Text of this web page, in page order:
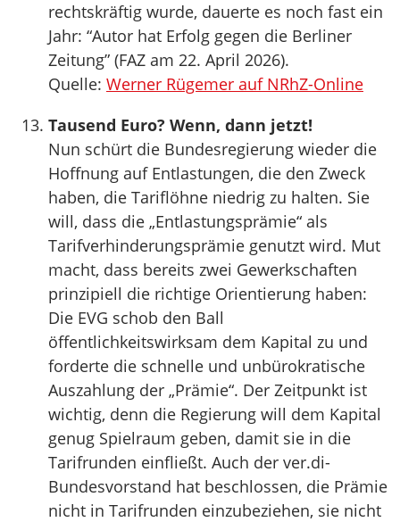
rechtskräftig wurde, dauerte es noch fast ein
Jahr: “Autor hat Erfolg gegen die Berliner
Zeitung” (FAZ am 22. April 2026).
Quelle: Werner Rügemer auf NRhZ-Online
Tausend Euro? Wenn, dann jetzt!
Nun schürt die Bundesregierung wieder die
Hoffnung auf Entlastungen, die den Zweck
haben, die Tariflöhne niedrig zu halten. Sie
will, dass die „Entlastungsprämie“ als
Tarifverhinderungsprämie genutzt wird. Mut
macht, dass bereits zwei Gewerkschaften
prinzipiell die richtige Orientierung haben:
Die EVG schob den Ball
öffentlichkeitswirksam dem Kapital zu und
forderte die schnelle und unbürokratische
Auszahlung der „Prämie“. Der Zeitpunkt ist
wichtig, denn die Regierung will dem Kapital
genug Spielraum geben, damit sie in die
Tarifrunden einfließt. Auch der ver.di-
Bundesvorstand hat beschlossen, die Prämie
nicht in Tarifrunden einzubeziehen, sie nicht